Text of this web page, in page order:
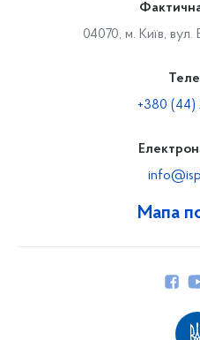
Мапа
04070, м. Київ, вул.
+380 (44)